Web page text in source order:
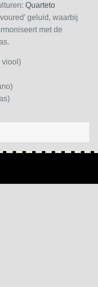
Quarteto
geluid, waarbij
met de
viool)